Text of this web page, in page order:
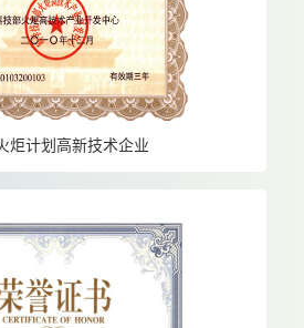
炬计划高新技术企业